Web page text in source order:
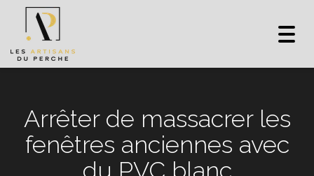
Arrêter de massacrer les
fenêtres anciennes avec
du PVC blanc